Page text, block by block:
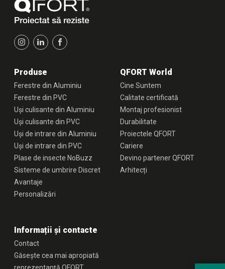
Produse
Ferestre din Aluminiu
Ferestre din PVC
Uși culisante din Aluminiu
Uși culisante din PVC
Uși de intrare din Aluminiu
Uși de intrare din PVC
Plase de insecte NoBuzz
Sisteme de umbrire Discret
Avantaje
Personalizări
QFORT World
Cine Suntem
Calitate certificată
Montaj profesionist
Durabilitate
Proiectele QFORT
Cariere
Devino partener QFORT
Arhitecți
Informații și contacte
Contact
Găsește cea mai apropiată
reprezentanță QFORT